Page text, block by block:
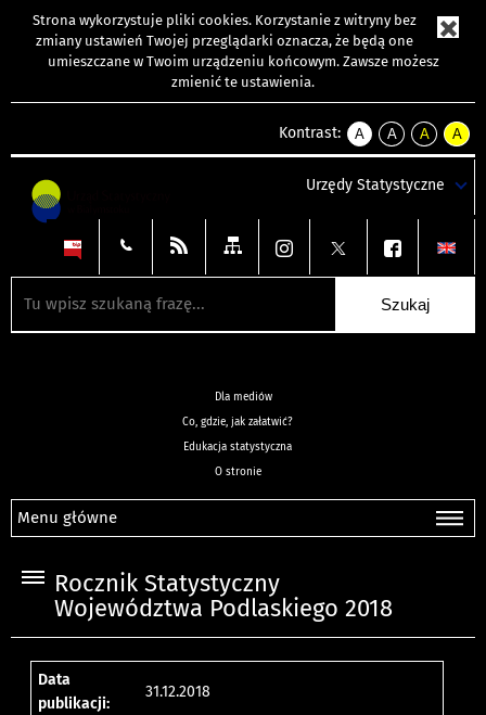
Strona wykorzystuje pliki cookies. Korzystanie z witryny bez
zmiany ustawień Twojej przeglądarki oznacza, że będą one
umieszczane w Twoim urządzeniu końcowym. Zawsze możesz
zmienić te ustawienia.
Kontrast:
A
kontrast
A
kontrast
tekst
czarnym
A
kontrast
tekst
czarnym
A
tekst
żółtym
Urzędy Statystyczne
Dla mediów
Co, gdzie, jak załatwić?
Edukacja statystyczna
O stronie
Menu główne
Rocznik Statystyczny
Województwa Podlaskiego 2018
Data
publikacji:
31.12.2018